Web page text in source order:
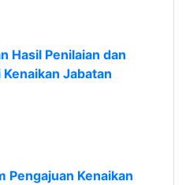
Hasil Penilaian dan
Jabatan
Pengajuan Kenaikan